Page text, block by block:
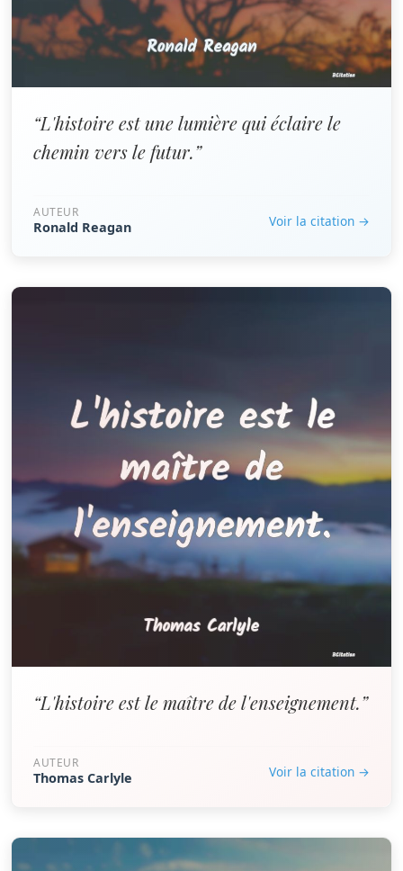
“L'histoire est une lumière qui éclaire le
chemin vers le futur.”
AUTEUR
Ronald Reagan Voir la citation →
“L'histoire est le maître de l'enseignement.”
AUTEUR
Thomas Carlyle Voir la citation →